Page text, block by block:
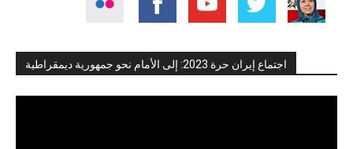
اجتماع إيران حرة 2023: إلى الأمام نحو جمهورية ديمقراطية